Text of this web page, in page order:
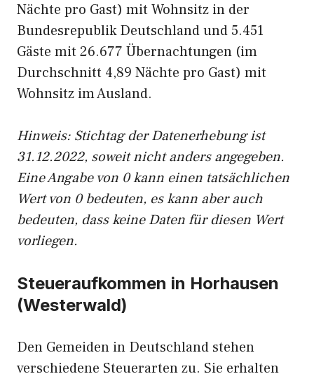
Nächte pro Gast) mit Wohnsitz in der
Bundesrepublik Deutschland und 5.451
Gäste mit 26.677 Übernachtungen (im
Durchschnitt 4,89 Nächte pro Gast) mit
Wohnsitz im Ausland.
Hinweis: Stichtag der Datenerhebung ist
31.12.2022, soweit nicht anders angegeben.
Eine Angabe von 0 kann einen tatsächlichen
Wert von 0 bedeuten, es kann aber auch
bedeuten, dass keine Daten für diesen Wert
vorliegen.
Steueraufkommen in Horhausen
(Westerwald)
Den Gemeiden in Deutschland stehen
verschiedene Steuerarten zu. Sie erhalten